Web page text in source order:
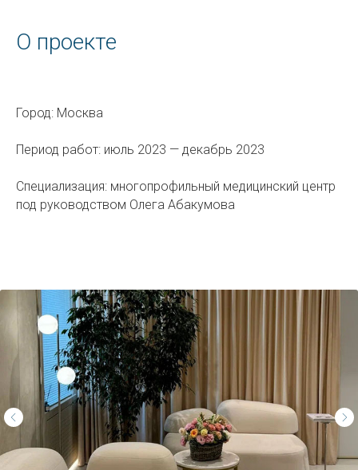
О проекте
Город: Москва
Период работ: июль 2023 — декабрь 2023
Специализация: многопрофильный медицинский центр
под руководством Олега Абакумова